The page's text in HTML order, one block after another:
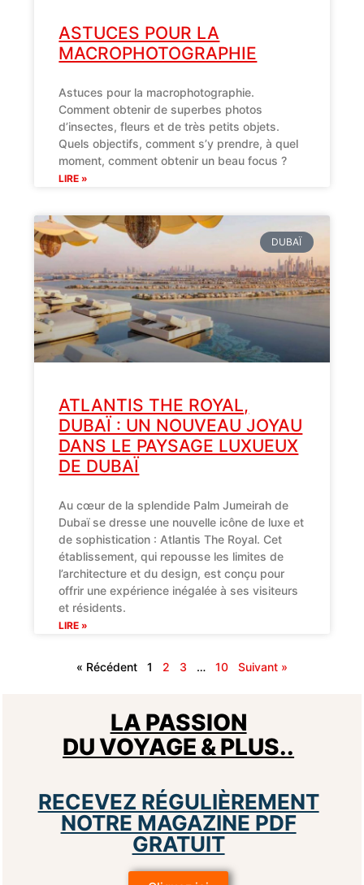
ASTUCES POUR LA
MACROPHOTOGRAPHIE
Astuces pour la macrophotographie.
Comment obtenir de superbes photos
d’insectes, fleurs et de très petits objets.
Quels objectifs, comment s’y prendre, à quel
moment, comment obtenir un beau focus ?
LIRE »
DUBAÏ
ATLANTIS THE ROYAL,
DUBAÏ : UN NOUVEAU JOYAU
DANS LE PAYSAGE LUXUEUX
DE DUBAÏ
Au cœur de la splendide Palm Jumeirah de
Dubaï se dresse une nouvelle icône de luxe et
de sophistication : Atlantis The Royal. Cet
établissement, qui repousse les limites de
l’architecture et du design, est conçu pour
offrir une expérience inégalée à ses visiteurs
et résidents.
LIRE »
« Récédent 1 2 3 … 10 Suivant »
LA PASSION
DU VOYAGE & PLUS..
RECEVEZ RÉGULIÈREMENT
NOTRE MAGAZINE PDF
GRATUIT